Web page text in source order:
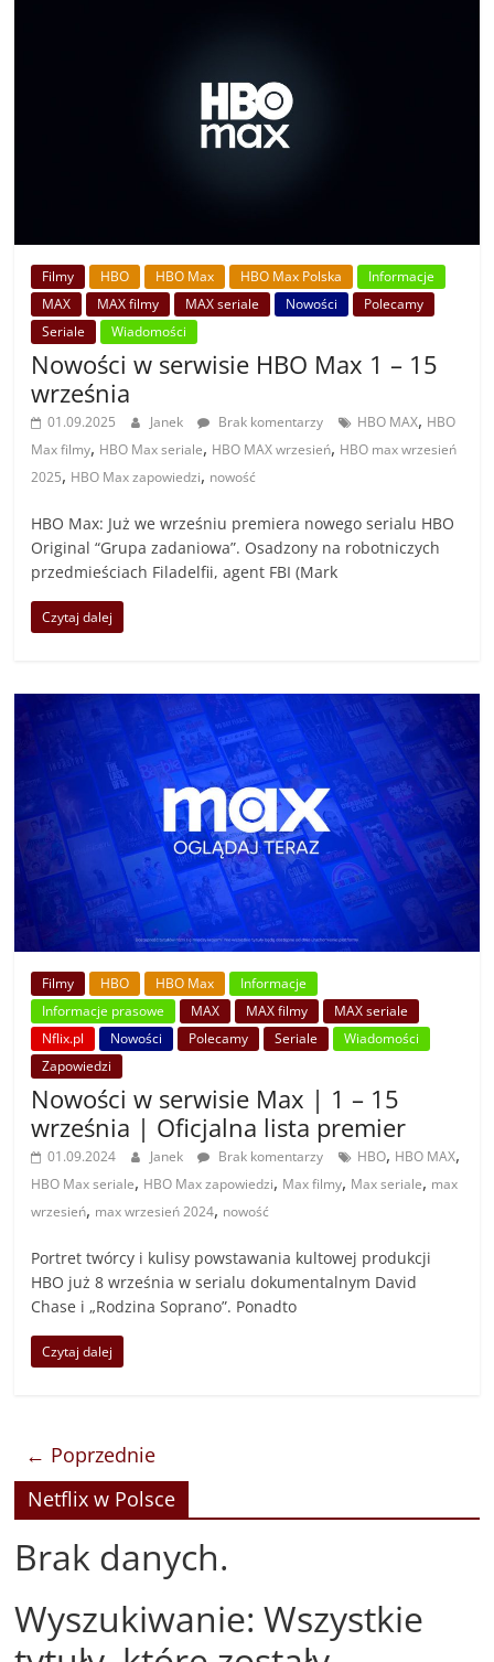
Filmy HBO HBO Max HBO Max Polska
Informacje
MAX
MAX filmy MAX seriale Nowości
Polecamy
Seriale
Wiadomości
Nowości w serwisie HBO Max 1 – 15
września
01.09.2025 Janek Brak komentarzy HBO MAX, HBO
Max filmy, HBO Max seriale, HBO MAX wrzesień, HBO max wrzesień
2025, HBO Max zapowiedzi, nowość
HBO Max: Już we wrześniu premiera nowego serialu HBO
Original “Grupa zadaniowa”. Osadzony na robotniczych
przedmieściach Filadelfii, agent FBI (Mark
Czytaj dalej
Filmy HBO HBO Max
Informacje
Informacje prasowe
MAX MAX filmy
MAX seriale
Nflix.pl
Nowości Polecamy Seriale
Wiadomości
Zapowiedzi
Nowości w serwisie Max | 1 – 15
września | Oficjalna lista premier
01.09.2024 Janek Brak komentarzy HBO, HBO MAX,
HBO Max seriale, HBO Max zapowiedzi, Max filmy, Max seriale, max
wrzesień, max wrzesień 2024, nowość
Portret twórcy i kulisy powstawania kultowej produkcji
HBO już 8 września w serialu dokumentalnym David
Chase i „Rodzina Soprano”. Ponadto
Czytaj dalej
← Poprzednie
Netflix w Polsce
Brak danych.
Wyszukiwanie: Wszystkie